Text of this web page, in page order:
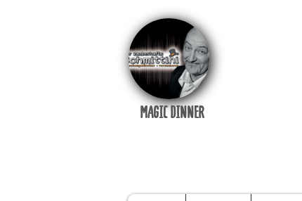
MAGIC DINNER